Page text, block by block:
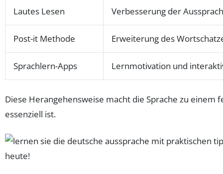
Lautes Lesen Verbesserung der
Post-it Methode Erweiterung des
Sprachlern-Apps Lernmotivation und
Diese Herangehensweise macht die Sprache zu
essenziell ist.